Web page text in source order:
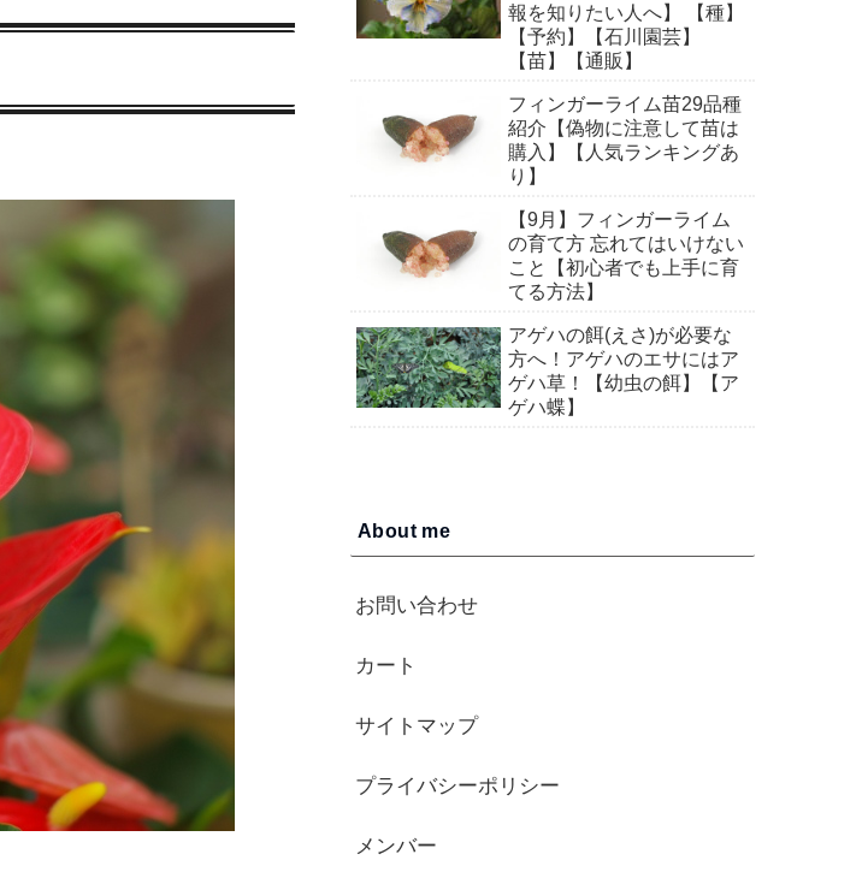
報を知りたい人へ】 【種】
【予約】【石川園芸】
【苗】【通販】
フィンガーライム苗29品種
紹介【偽物に注意して苗は
購入】【人気ランキングあ
り】
【9月】フィンガーライム
の育て方 忘れてはいけない
こと【初心者でも上手に育
てる方法】
アゲハの餌(えさ)が必要な
方へ！アゲハのエサにはア
ゲハ草！【幼虫の餌】【ア
ゲハ蝶】
About me
お問い合わせ
カート
サイトマップ
プライバシーポリシー
メンバー